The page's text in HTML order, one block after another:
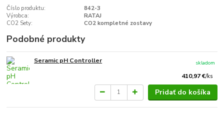
Číslo produktu:
842-3
Výrobca:
RATAJ
CO2 Sety:
CO2 kompletné zostavy
Podobné produkty
Seramic pH Controller
410,97 €/ks
skladom
Pridať do košíka